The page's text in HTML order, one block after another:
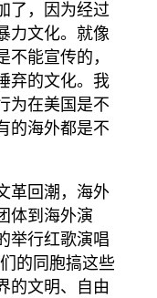
了，因为经过
力文化。就像
能宣传的，
弃的文化。我
为在美国是不
的海外都是不
革回潮，海外
体到海外演
举行红歌演唱
的同胞搞这些
的文明、自由